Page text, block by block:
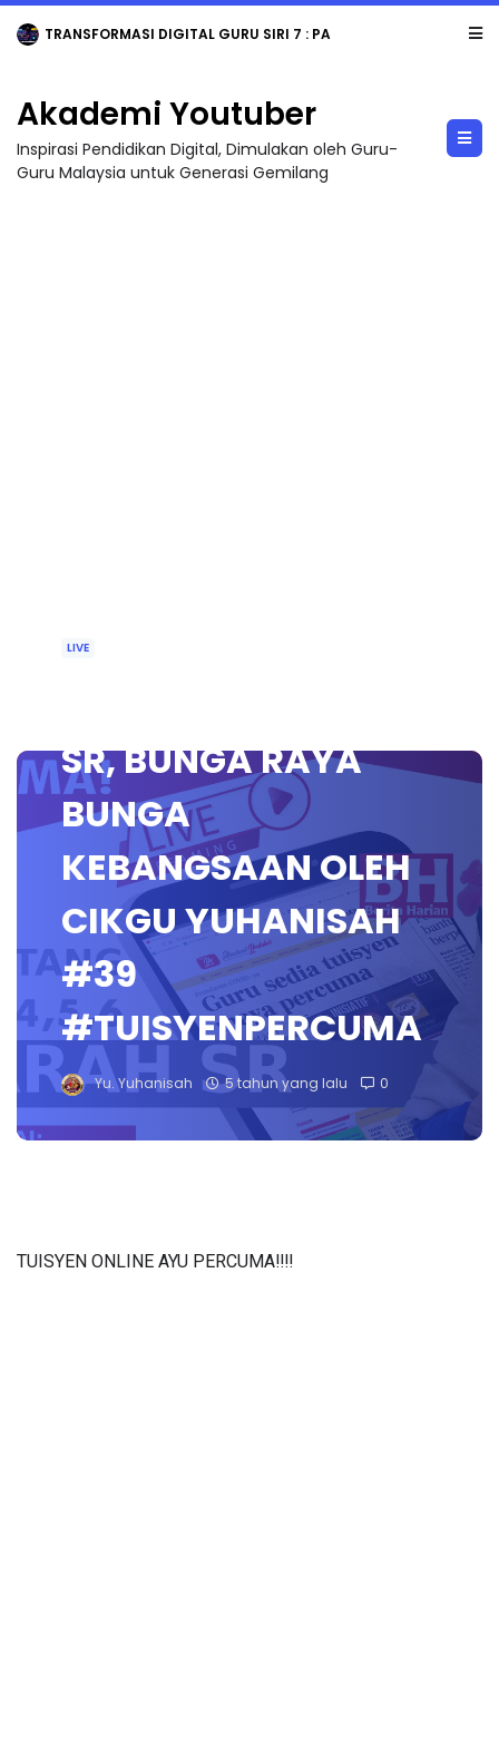
TRANSFORMASI DIGITAL GURU SIRI 7 : PAHLAWAN DIGITAL PENYELAMAT DUNIA
Akademi Youtuber
Inspirasi Pendidikan Digital, Dimulakan oleh Guru-
Guru Malaysia untuk Generasi Gemilang
LIVE
SR, BUNGA RAYA
BUNGA
KEBANGSAAN OLEH
CIKGU YUHANISAH
#39
#TUISYENPERCUMA
Yu. Yuhanisah 5 tahun yang lalu 0
TUISYEN ONLINE AYU PERCUMA‼️‼️